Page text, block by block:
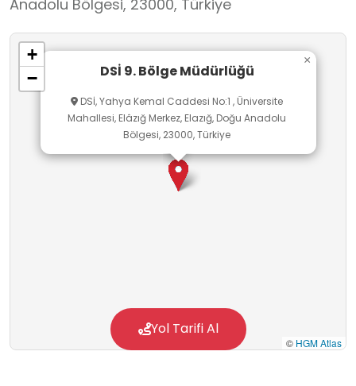
Müdürlüğü'nün taşra teşkilatı olarak aynı tarihte
Elazığ'da kurulmuştur.
Anadolu Bölgesi, 23000, Türkiye
DSİ 9. Bölge Müdürlüğü
DSİ, Yahya Kemal Caddesi No:1 , Üniversite
Mahallesi, Elâzığ Merkez, Elazığ, Doğu Anadolu
Bölgesi, 23000, Türkiye
×
+
−
© HGM Atlas
Yol Tarifi Al